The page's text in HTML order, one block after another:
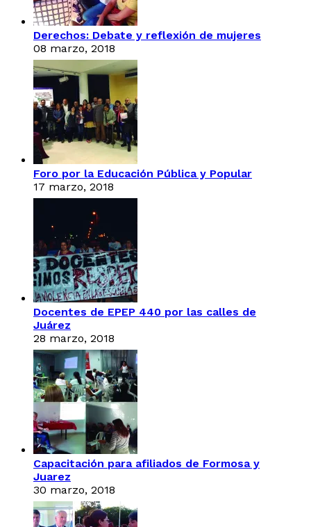
Derechos: Debate y reflexión de mujeres
08 marzo, 2018
Foro por la Educación Pública y Popular
17 marzo, 2018
Docentes de EPEP 440 por las calles de
Juárez
28 marzo, 2018
Capacitación para afiliados de Formosa y
Juarez
30 marzo, 2018